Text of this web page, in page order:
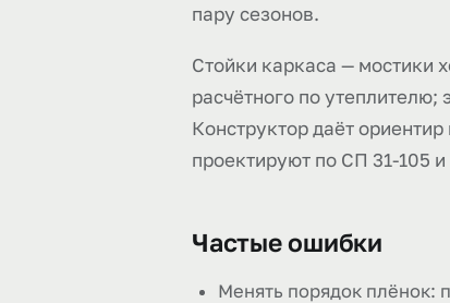
пару сезонов.
Стойки каркаса — мостики
расчётного по
Конструктор даёт
проектируют по СП 31-105
Частые ошибки
Менять порядок плёнок: